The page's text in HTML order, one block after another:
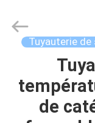
MAISON
PRODUITS
silicone
Supplier.
Copyright
Shenzhen
Silicone&Rubber
Tuyauterie
de